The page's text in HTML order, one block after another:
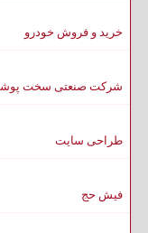
خرید و فروش خودرو
شرکت صنعتی سخت
طراحی سایت
فیش حج